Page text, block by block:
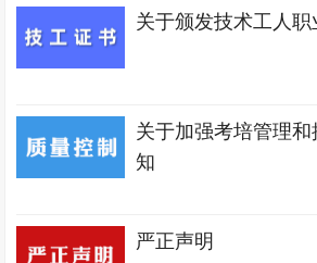
关于颁发技术工人
关于加强考培管理
知
严正声明